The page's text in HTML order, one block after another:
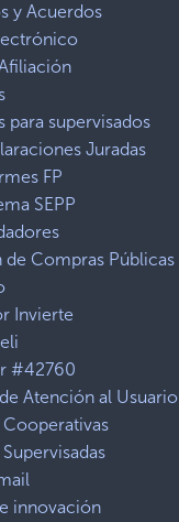
y Acuerdos
para supervisados
Juradas
FP
SEPP
Compras Públicas
Invierte
#42760
Atención al Usuario
Cooperativas
innovación